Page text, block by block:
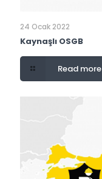
24 Ocak 2022
Kaynaşlı OSGB
Read more